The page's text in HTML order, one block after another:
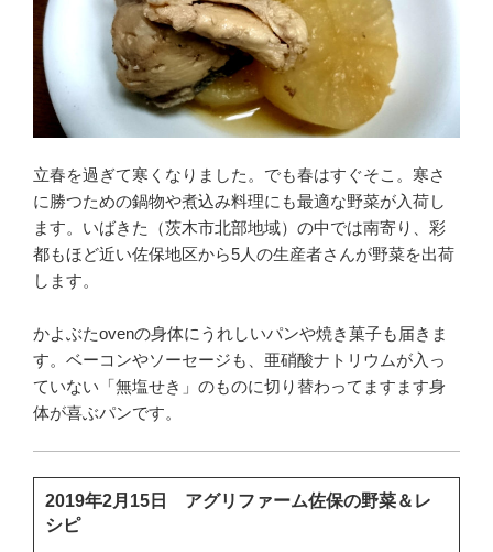
立春を過ぎて寒くなりました。でも春はすぐそこ。寒さ
に勝つための鍋物や煮込み料理にも最適な野菜が入荷し
ます。いばきた（茨木市北部地域）の中では南寄り、彩
都もほど近い佐保地区から5人の生産者さんが野菜を出荷
します。
かよぶたovenの身体にうれしいパンや焼き菓子も届きま
す。ベーコンやソーセージも、亜硝酸ナトリウムが入っ
ていない「無塩せき」のものに切り替わってますます身
体が喜ぶパンです。
2019年2月15日 アグリファーム佐保の野菜＆レ
シピ